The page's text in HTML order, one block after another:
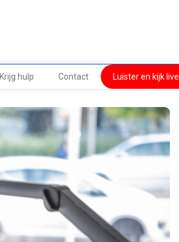
Krijg hulp Contact Luister en kijk live